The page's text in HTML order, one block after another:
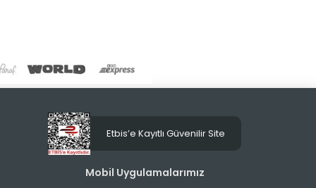
Etbis’e Kayıtlı Güvenilir Site
Mobil Uygulamalarımız